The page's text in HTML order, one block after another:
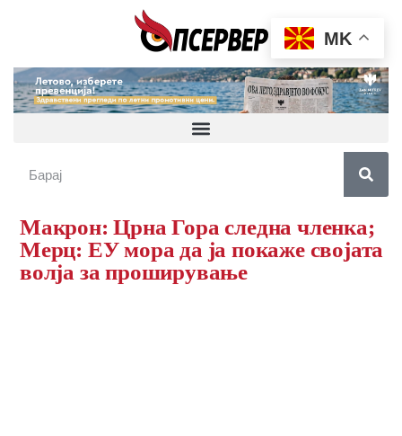
Макрон: Црна Гора следна членка;
Мерц: ЕУ мора да ја покаже својата
волја за проширување
MK